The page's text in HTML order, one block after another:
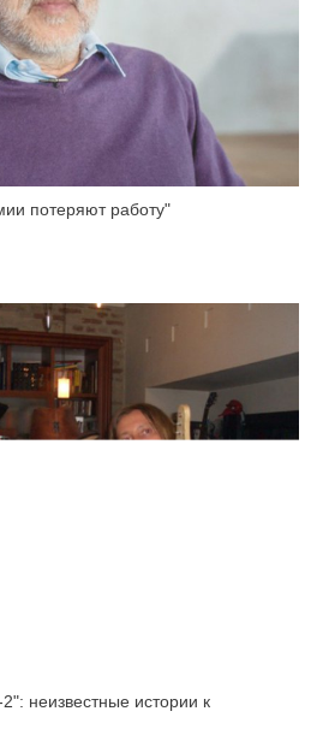
потеряют работу"
неизвестные истории к